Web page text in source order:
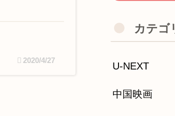
2020/4/27
カテゴ
U-NEXT
中国映画